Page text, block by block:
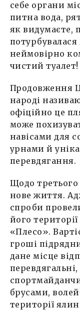
себе органи
питна вода,
як видумаєте,
потурбувалася
неймовірно
чистий туалет!
Продовження
народі
офіційно це
може
навісами для
урнами й
перевдягання.
Щодо третього
нове життя.
спроби
його
«Плесо».
гроші
дане місце
брусами,
території